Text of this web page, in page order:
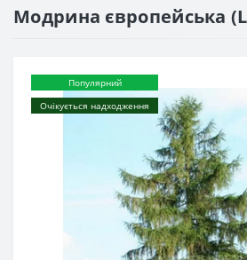
Модрина європейська
Популярний
Очікується надходження